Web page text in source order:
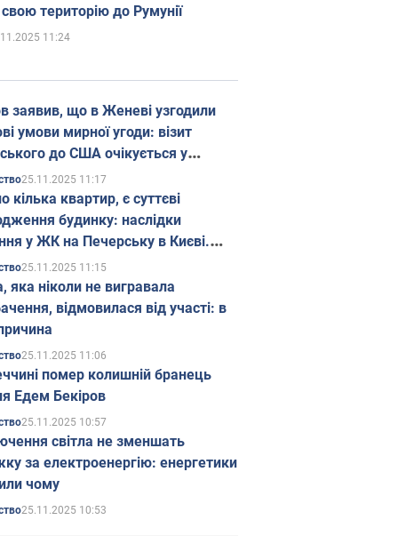
територію до Румунії
11:24
заявив, що в Женеві узгодили
умови мирної угоди: візит
до США очікується у
25.11.2025 11:17
кілька квартир, є суттєві
будинку: наслідки
у ЖК на Печерську в Києві.
25.11.2025 11:15
яка ніколи не вигравала
відмовилася від участі: в
25.11.2025 11:06
помер колишній бранець
Едем Бекіров
25.11.2025 10:57
світла не зменшать
за електроенергію: енергетики
чому
25.11.2025 10:53